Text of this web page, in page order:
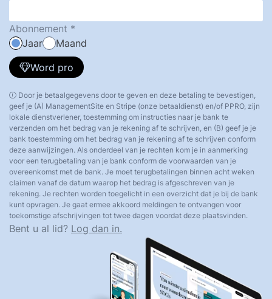
Abonnement
Jaar
Maand
Word pro
Door je betaalgegevens door te geven en deze betaling te bevestigen,
geef je (A) ManagementSite en Stripe (onze betaaldienst) en/of PPRO, zijn
lokale dienstverlener, toestemming om instructies naar je bank te
verzenden om het bedrag van je rekening af te schrijven, en (B) geef je je
bank toestemming om het bedrag van je rekening af te schrijven conform
deze aanwijzingen. Als onderdeel van je rechten kom je in aanmerking
voor een terugbetaling van je bank conform de voorwaarden van je
overeenkomst met de bank. Je moet terugbetalingen binnen acht weken
claimen vanaf de datum waarop het bedrag is afgeschreven van je
rekening. Je rechten worden toegelicht in een overzicht dat je bij de bank
kunt opvragen. Je gaat ermee akkoord meldingen te ontvangen voor
toekomstige afschrijvingen tot twee dagen voordat deze plaatsvinden.
Bent u al lid? Log dan in.